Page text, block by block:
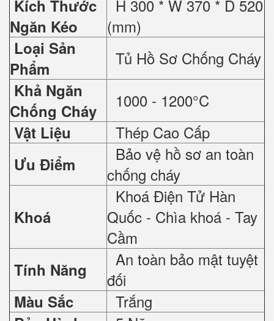
Kích Thước
Ngăn Kéo
H 300 * W 370 * D 520
(mm)
Loại Sản
Phẩm
Tủ Hồ Sơ Chống Cháy
Khả Ngăn
Chống Cháy
1000 - 1200°C
Vật Liệu Thép Cao Cấp
Ưu Điểm
Bảo vệ hồ sơ an toàn
chống cháy
Khoá
Khoá Điện Tử Hàn
Quốc - Chìa khoá - Tay
Cầm
Tính Năng
An toàn bảo mật tuyệt
đối
Màu Sắc Trắng